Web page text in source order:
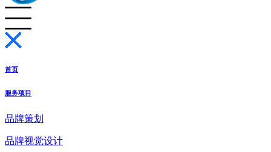
首页
服务项目
品牌策划
品牌视觉设计